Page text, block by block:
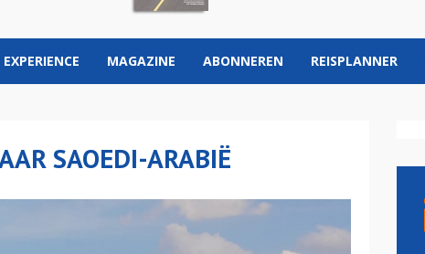
EXPERIENCE MAGAZINE ABONNEREN REISPLANNER
SAOEDI-ARABIË